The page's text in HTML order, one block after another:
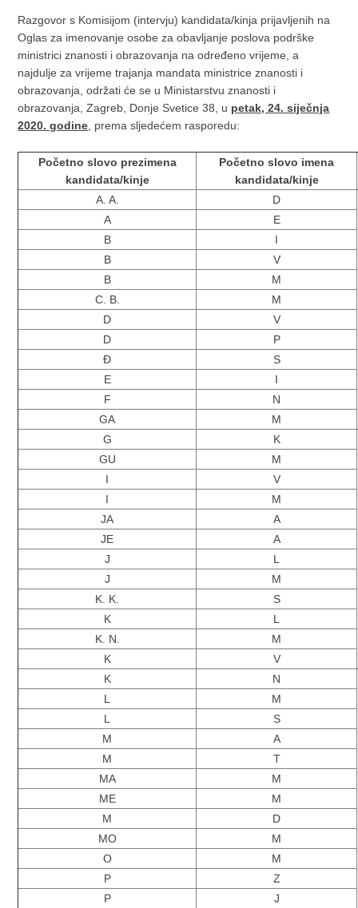
Razgovor s Komisijom (intervju) kandidata/kinja prijavljenih na
Oglas za imenovanje osobe za obavljanje poslova podrške
ministrici znanosti i obrazovanja na određeno vrijeme, a
najdulje za vrijeme trajanja mandata ministrice znanosti i
obrazovanja, održati će se u Ministarstvu znanosti i
obrazovanja, Zagreb, Donje Svetice 38, u petak, 24. siječnja
2020. godine , prema sljedećem rasporedu:
Početno slovo prezimena
kandidata/kinje
Početno slovo imena
kandidata/kinje
A. A.
D
A
E
B
I
B
V
B
M
C. B.
M
D
V
D
P
Đ
S
E
I
F
N
GA
M
G
K
GU
M
I
V
I
M
JA
A
JE
A
J
L
J
M
K. K.
S
K
L
K. N.
M
K
V
K
N
L
M
L
S
M
A
M
T
MA
M
ME
M
M
D
MO
M
O
M
P
Z
P
J